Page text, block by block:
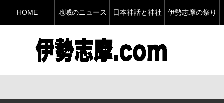
HOME 地域のニュース 日本神話と神社 伊勢志摩の祭り